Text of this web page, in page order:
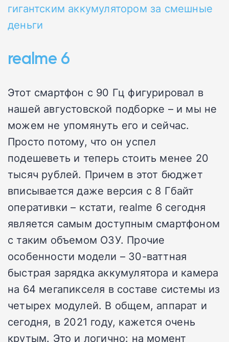
гигантским аккумулятором за смешные
деньги
realme 6
Этот смартфон с 90 Гц фигурировал в
нашей августовской подборке – и мы не
можем не упомянуть его и сейчас.
Просто потому, что он успел
подешеветь и теперь стоить менее 20
тысяч рублей. Причем в этот бюджет
вписывается даже версия с 8 Гбайт
оперативки – кстати, realme 6 сегодня
является самым доступным смартфоном
с таким объемом ОЗУ. Прочие
особенности модели – 30-ваттная
быстрая зарядка аккумулятора и камера
на 64 мегапикселя в составе системы из
четырех модулей. В общем, аппарат и
сегодня, в 2021 году, кажется очень
крутым. Это и логично: на момент